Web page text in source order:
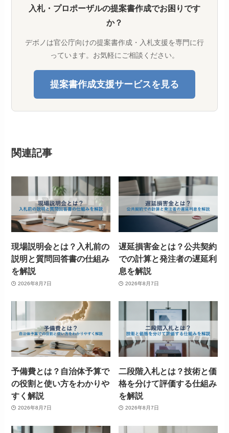
入札・プロポーザルの提案書作成でお困りです
か？
デボノは官公庁向けの提案書作成・入札支援を専門に行
っています。お気軽にご相談ください。
提案書作成支援サービスを見る
関連記事
現場説明会とは？入札前の
説明と質問回答書の仕組み
を解説
2026年8月7日
遅延損害金とは？公共契約
での計算と発注者の遅延利
息を解説
2026年8月7日
予備費とは？自治体予算で
の役割と使い方をわかりや
すく解説
2026年8月7日
二段階入札とは？技術と価
格を分けて評価する仕組み
を解説
2026年8月7日